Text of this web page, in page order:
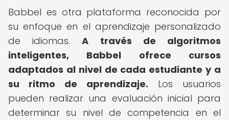
Babbel es otra plataforma reconocida por
su enfoque en el aprendizaje personalizado
de idiomas.A través de algoritmos
inteligentes, Babbel ofrece cursos
adaptados al nivel de cada estudiante y a
su ritmo de aprendizaje. Los usuarios
pueden realizar una evaluación inicial para
determinar su nivel de competencia en el